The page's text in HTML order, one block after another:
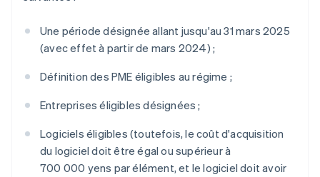
Une période désignée allant jusqu'au 31 mars 2025
(avec effet à partir de mars 2024) ;
Définition des PME éligibles au régime ;
Entreprises éligibles désignées ;
Logiciels éligibles (toutefois, le coût d'acquisition
du logiciel doit être égal ou supérieur à
700 000 yens par élément, et le logiciel doit avoir